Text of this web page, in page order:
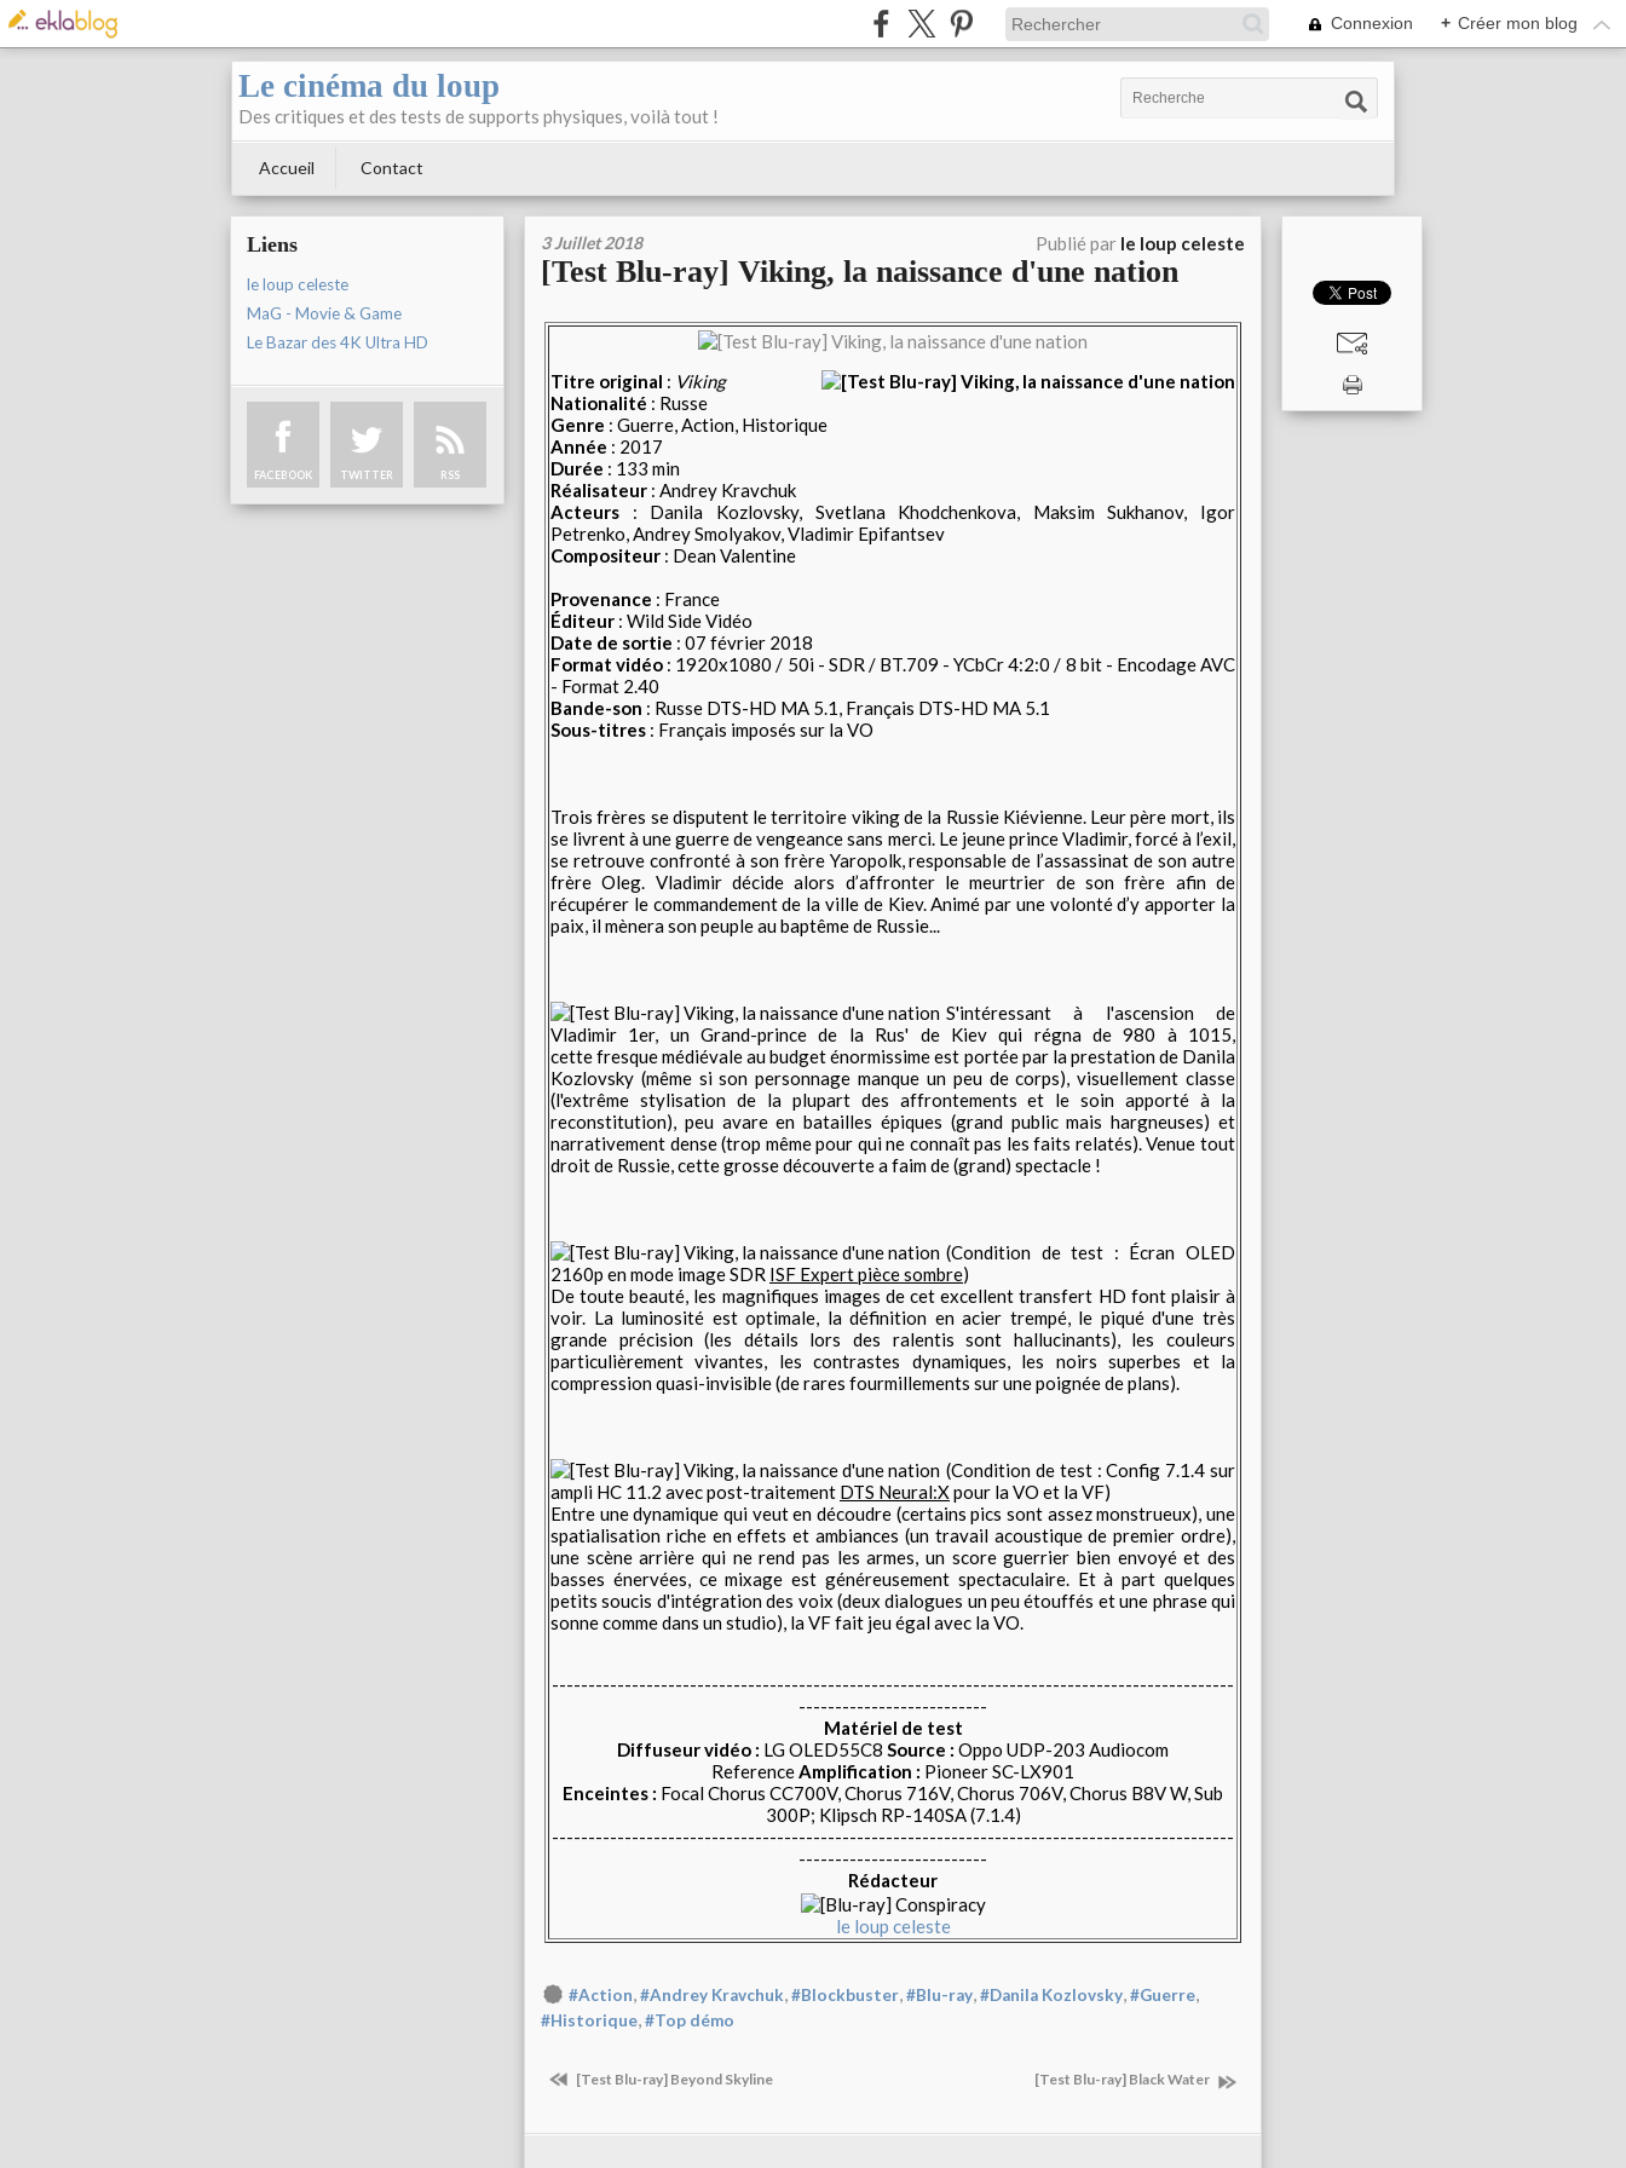
Connexion + Créer mon blog
Le cinéma du loup
Des critiques et des tests de supports physiques, voilà tout !
Accueil Contact
Liens
le loup celeste
MaG - Movie & Game
Le Bazar des 4K Ultra HD
FACEBOOK TWITTER RSS
3 Juillet 2018 Publié par le loup celeste
[Test Blu-ray] Viking, la naissance d'une nation
Titre original : Viking
Nationalité : Russe
Genre : Guerre, Action, Historique
Année : 2017
Durée : 133 min
Réalisateur : Andrey Kravchuk
Acteurs : Danila Kozlovsky, Svetlana Khodchenkova, Maksim Sukhanov, Igor
Petrenko, Andrey Smolyakov, Vladimir Epifantsev
Compositeur : Dean Valentine
Provenance : France
Éditeur : Wild Side Vidéo
Date de sortie : 07 février 2018
Format vidéo : 1920x1080 / 50i - SDR / BT.709 - YCbCr 4:2:0 / 8 bit - Encodage AVC
- Format 2.40
Bande-son : Russe DTS-HD MA 5.1, Français DTS-HD MA 5.1
Sous-titres : Français imposés sur la VO
Trois frères se disputent le territoire viking de la Russie Kiévienne. Leur père mort, ils
se livrent à une guerre de vengeance sans merci. Le jeune prince Vladimir, forcé à l’exil,
se retrouve confronté à son frère Yaropolk, responsable de l’assassinat de son autre
frère Oleg. Vladimir décide alors d’affronter le meurtrier de son frère afin de
récupérer le commandement de la ville de Kiev. Animé par une volonté d’y apporter la
paix, il mènera son peuple au baptême de Russie...
S'intéressant à l'ascension de
Vladimir 1er, un Grand-prince de la Rus' de Kiev qui régna de 980 à 1015,
cette fresque médiévale au budget énormissime est portée par la prestation de Danila
Kozlovsky (même si son personnage manque un peu de corps),visuellement classe
(l'extrême stylisation de la plupart des affrontements et le soin apporté à la
reconstitution), peu avare en batailles épiques (grand public mais hargneuses) et
narrativement dense (trop même pour qui ne connaît pas les faits relatés). Venue tout
droit de Russie, cette grosse découverte a faim de (grand) spectacle !
(Condition de test : Écran OLED
2160p en mode image SDR ISF Expert pièce sombre)
De toute beauté, les magnifiques images de cet excellent transfert HD font plaisir à
voir. La luminosité est optimale, la définition en acier trempé, le piqué d'une très
grande précision (les détails lors des ralentis sont hallucinants), les couleurs
particulièrement vivantes, les contrastes dynamiques, les noirs superbes et la
compression quasi-invisible (de rares fourmillements sur une poignée de plans).
(Condition de test :Config 7.1.4 sur
ampli HC 11.2 avec post-traitement DTS Neural:Xpour la VO et la VF)
Entre une dynamique qui veut en découdre (certains pics sont assez monstrueux), une
spatialisation riche en effets et ambiances (un travail acoustique de premier ordre),
une scène arrière qui ne rend pas les armes, un score guerrier bien envoyé et des
basses énervées, ce mixage est généreusement spectaculaire. Et à part quelques
petits soucis d'intégration des voix (deux dialogues un peu étouffés et une phrase qui
sonne comme dans un studio), la VF fait jeu égal avec la VO.
----------------------------------------------------------------------------------------------
--------------------------
Matériel de test
Diffuseur vidéo : LG OLED55C8 Source : Oppo UDP-203 Audiocom
ReferenceAmplification : Pioneer SC-LX901
Enceintes : Focal Chorus CC700V, Chorus 716V, Chorus 706V, Chorus B8V W, Sub
300P; Klipsch RP-140SA (7.1.4)
----------------------------------------------------------------------------------------------
--------------------------
Rédacteur
le loup celeste
#Action,#Andrey Kravchuk,#Blockbuster,#Blu-ray,#Danila Kozlovsky,#Guerre,
#Historique,#Top démo
[Test Blu-ray] Beyond Skyline [Test Blu-ray] Black Water